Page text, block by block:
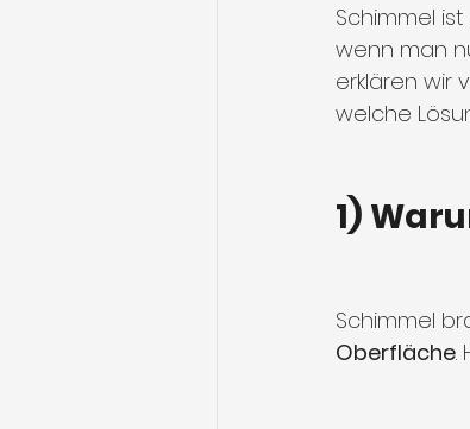
Schimmel
wenn man
erklären wir
welche
1)
Schimmel
Oberfläche.